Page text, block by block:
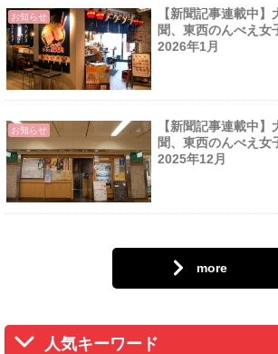
お知らせ
【新聞記事連載中
聞、東西のんべえ女
2026年1月
お知らせ
【新聞記事連載中
聞、東西のんべえ女
2025年12月
more
人気キーワード